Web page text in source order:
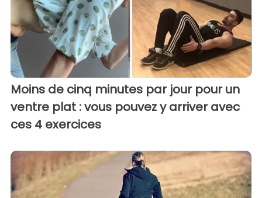
Moins de cinq minutes par jour pour un
ventre plat : vous pouvez y arriver avec
ces 4 exercices